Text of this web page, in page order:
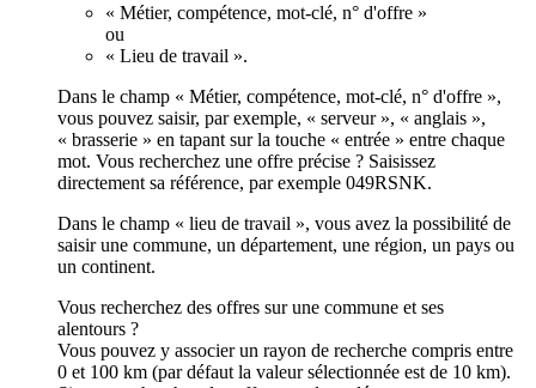
« Métier, compétence, mot-clé, n° d'offre »
ou
« Lieu de travail ».
Dans le champ « Métier, compétence, mot-clé, n° d'offre »,
vous pouvez saisir, par exemple, « serveur », « anglais »,
« brasserie » en tapant sur la touche « entrée » entre chaque
mot. Vous recherchez une offre précise ? Saisissez
directement sa référence, par exemple 049RSNK.
Dans le champ « lieu de travail », vous avez la possibilité de
saisir une commune, un département, une région, un pays ou
un continent.
Vous recherchez des offres sur une commune et ses
alentours ?
Vous pouvez y associer un rayon de recherche compris entre
0 et 100 km (par défaut la valeur sélectionnée est de 10 km).